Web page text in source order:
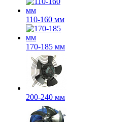
110-160 мм
170-185 мм
200-240 мм